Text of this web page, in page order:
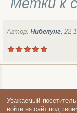
Метки к
Автор: Нибелунг ,
Уважаемый
войти на сайт под